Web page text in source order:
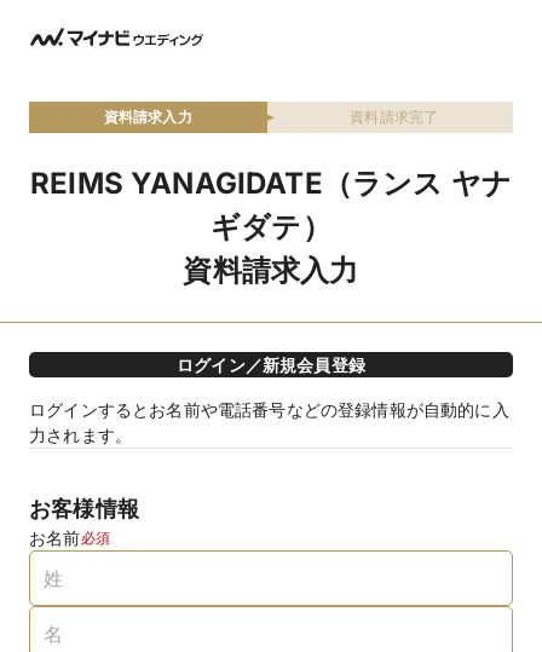
資料請求入力 資料請求完了
REIMS YANAGIDATE（ランス ヤナ
ギダテ）
資料請求入力
ログイン／新規会員登録
ログインするとお名前や電話番号などの登録情報が自動的に入
力されます。
お客様情報
お名前必須